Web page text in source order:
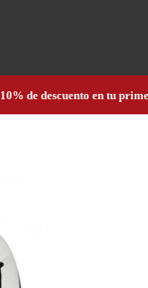
10% de descuento en tu